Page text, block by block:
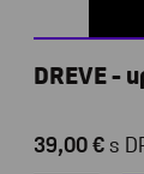
DREVE -
39,00 € s